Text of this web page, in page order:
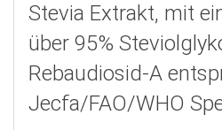
Stevia Extrakt, mit
über 95%
Rebaudiosid-A
Jecfa/FAO/WHO